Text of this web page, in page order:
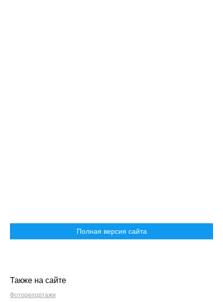
Полная версия сайта
Также на сайте
Фоторепортажи